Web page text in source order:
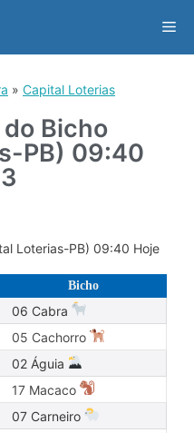
» Capital Loterias
Bicho
PB) 09:40
Loterias-PB) 09:40 Hoje
Bicho
06 Cabra
05 Cachorro
02 Águia
17 Macaco
07 Carneiro